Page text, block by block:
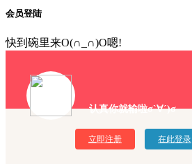
会员登陆
快到碗里来O(∩_∩)O嗯!
认真你就输啦σ`∀´)σ
立即注册 在此登录